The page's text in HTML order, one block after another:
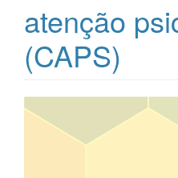
atenção
(CAPS)
Barra
lateral